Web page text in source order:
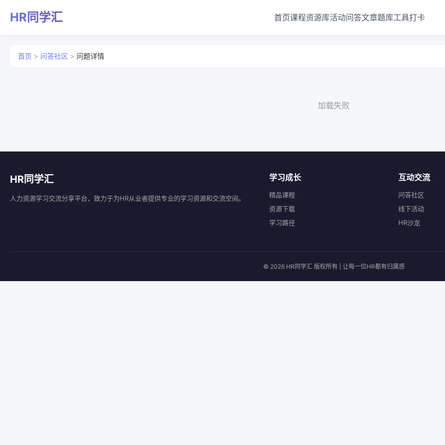
HR同学汇 首页课程资源库活动问答文章题库工具打卡
首页 > 问答社区 > 问题详情
加载失败
HR同学汇
人力资源学习交流分享平台，致力于为HR从业者提供专业的学习资源和交流空间。
学习成长
精品课程
资源下载
学习路径
互动交流
问答社区
线下活动
HR沙龙
© 2026 HR同学汇 版权所有 | 让每一位HR都有归属感